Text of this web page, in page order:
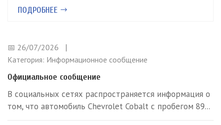
ПОДРОБНЕЕ
📅 26/07/2026
Категория: Информационное сообщение
Официальное сообщение
В социальных сетях распространяется информация о
том, что автомобиль Chevrolet Cobalt с пробегом 89...